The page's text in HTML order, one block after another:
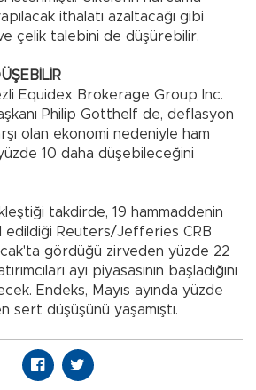
ithalatı azaltacağı gibi
çelik talebini de düşürebilir.
Equidex Brokerage Group Inc.
Philip Gotthelf de, deflasyon
olan ekonomi nedeniyle ham
10 daha düşebileceğini
takdirde, 19 hammaddenin
edildiği Reuters/Jefferies CRB
gördüğü zirveden yüzde 22
ayı piyasasının başladığını
Endeks, Mayıs ayında yüzde
sert düşüşünü yaşamıştı.